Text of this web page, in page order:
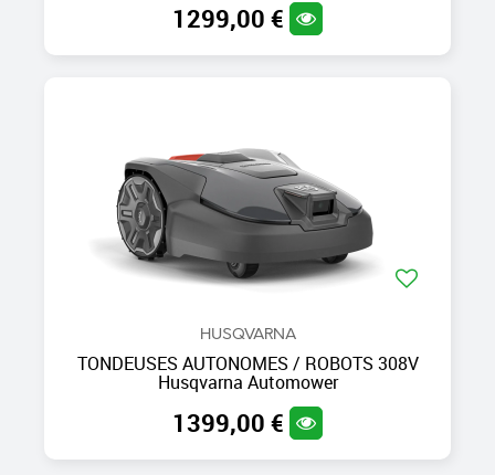
1299,00 €
HUSQVARNA
TONDEUSES AUTONOMES / ROBOTS 308V
Husqvarna Automower
1399,00 €